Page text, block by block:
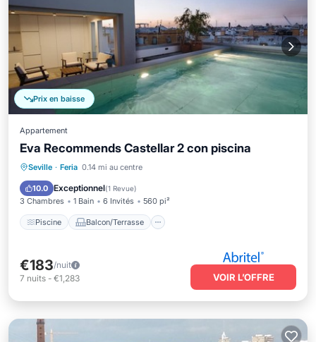
Prix en baisse
Appartement
Eva Recommends Castellar 2 con piscina
Seville · Feria 0.14 mi au centre
10.0 Exceptionnel(1 Revue)
3 Chambres 1 Bain 6 Invités 560 pi²
Piscine Balcon/Terrasse
Piscine Balcon/Terrasse
Climatisation
€183/nuit
7 nuits - €1,283 VOIR L’OFFRE